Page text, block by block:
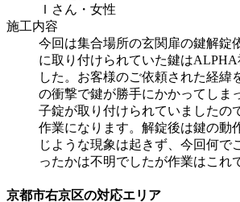
Ｉさん・女性
施工内容
今回は集合場所の玄関扉の鍵解錠
に取り付けられていた鍵は
した。お客様のご依頼された経緯
の衝撃で鍵が勝手にかかってしま
子錠が取り付けられていましたの
作業になります。解錠後は鍵の動
じような現象は起きず、今回何で
ったかは不明でしたが作業はこれ
京都市右京区の対応エリア